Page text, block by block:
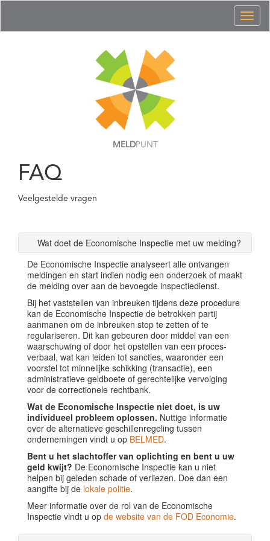
MELDPUNT
FAQ
Veelgestelde vragen
Wat doet de Economische Inspectie met uw melding?
De Economische Inspectie analyseert alle ontvangen
meldingen en start indien nodig een onderzoek of maakt
de melding over aan de bevoegde inspectiedienst.
Bij het vaststellen van inbreuken tijdens deze procedure
kan de Economische Inspectie de betrokken partij
aanmanen om de inbreuken stop te zetten of te
regulariseren. Dit kan gebeuren door middel van een
waarschuwing of door het opstellen van een proces-
verbaal, wat kan leiden tot sancties, waaronder een
voorstel tot minnelijke schikking (transactie), een
administratieve geldboete of gerechtelijke vervolging
voor de correctionele rechtbank.
Wat de Economische Inspectie niet doet, is uw
individueel probleem oplossen. Nuttige informatie
over de alternatieve geschillenregeling tussen
ondernemingen vindt u op BELMED.
Bent u het slachtoffer van oplichting en bent u uw
geld kwijt? De Economische Inspectie kan u niet
helpen bij geleden schade of verliezen. Doe dan een
aangifte bij de lokale politie.
Meer informatie over de rol van de Economische
Inspectie vindt u op de website van de FOD Economie.